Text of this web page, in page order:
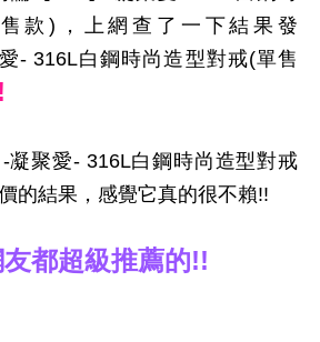
款)，上網查了一下結果發
- 316L白鋼時尚造型對戒(單售
凝聚愛- 316L白鋼時尚造型對戒
的結果，感覺它真的很不賴!!
都超級推薦的!!